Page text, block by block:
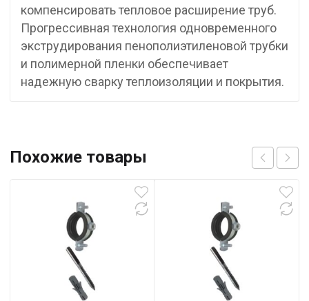
компенсировать тепловое расширение труб.
Прогрессивная технология одновременного
экструдирования пенополиэтиленовой трубки
и полимерной пленки обеспечивает
надежную сварку теплоизоляции и покрытия.
Похожие товары